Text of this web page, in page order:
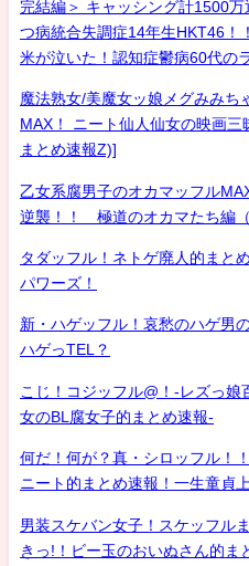
完結編＞ キャッシング計1500
つ病統合失調症14年生HKT46！
米が泣いた！認知症鬱病60代の
魔法熟女/美魔女ッ娘メグみみち
MAX！ ニート仙人仙女の映画
まとめ速報Z)]
乙女系腐男子のオカマッフル
逆襲！！ 極道のオカマたち編（
タダッフル！ネトゲ廃人的まと
パワーズ！
新・ハゲッフル！哀愁のハゲ男
ハゲっTEL？
こじ！コジッフル@！-レズっ
女のBL腐女子的まとめ速報-
何だ！何が？真・シロッフル
ニート的まとめ速報！一生童貞
男装スケバン女子！スケッフル
きっ!！ビー玉のおいぬさん的